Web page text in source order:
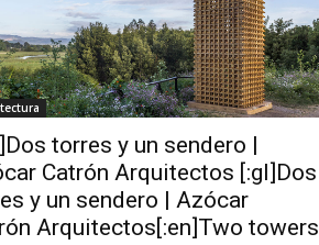
torres y un sendero |
Catrón Arquitectos [:gl]Dos
y un sendero | Azócar
Arquitectos[:en]Two towers